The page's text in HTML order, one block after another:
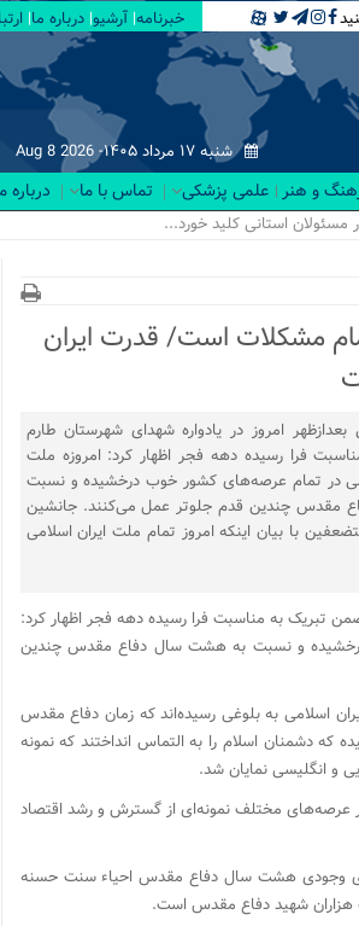
خبرنامه آرشیو درباره ما
شنبه ۱۷ مرداد ۱۴۰۵- Aug 8 2026
و هنر علمی پزشکی تماس با ما درباره
مشکلات است/ قدرت ایران
امروز در یادواره شهدای شهرستان طارم
فرا رسیده دهه فجر اظهار کرد: امروزه ملت
در تمام عرصه‌های کشور خوب درخشیده و نسبت
مقدس چندین قدم جلوتر عمل می‌کنند. جانشین
با بیان اینکه امروز تمام ملت ایران اسلامی
تبریک به مناسبت فرا رسیده دهه فجر اظهار کرد:
و نسبت به هشت سال دفاع مقدس چندین
اسلامی به بلوغی رسیده‌اند که زمان دفاع مقدس
دشمنان اسلام را به التماس انداختند که نمونه
و انگلیسی نمایان شد.
عرصه‌های مختلف نمونه‌ای از گسترش و رشد اقتصاد
وجودی هشت سال دفاع مقدس احیاء سنت حسنه
هزاران شهید دفاع مقدس است.